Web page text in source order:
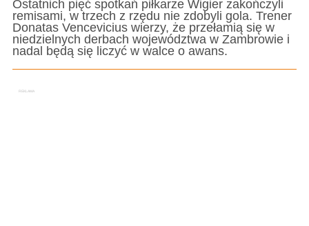
Ostatnich pięć spotkań piłkarze Wigier zakończyli
remisami, w trzech z rzędu nie zdobyli gola. Trener
Donatas Vencevicius wierzy, że przełamią się w
niedzielnych derbach województwa w Zambrowie i
nadal będą się liczyć w walce o awans.